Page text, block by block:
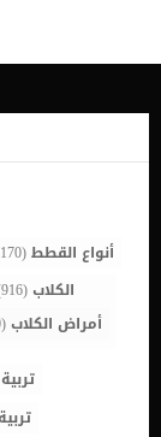
وارتفاع الحرارة.
حصوات المرارة
فقد تكون
وكذلك قد تكون
أنواع القطط(170)
الكلاب(916)
أمراض الكلاب(710)